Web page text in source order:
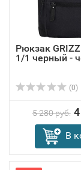
Рюкзак
1/1 черный -
(0)
5 280 руб.
В